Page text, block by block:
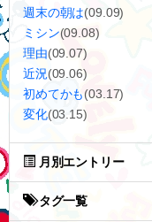
週末の朝は(09.09)
ミシン(09.08)
理由(09.07)
近況(09.06)
初めてかも(03.17)
変化(03.15)
月別エントリー
タグ一覧